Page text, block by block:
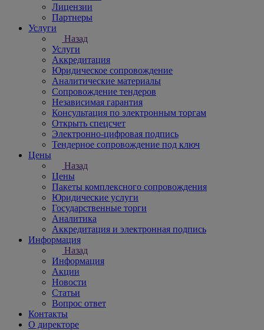
Лицензии
Партнеры
Услуги
Назад
Услуги
Аккредитация
Юридическое сопровождение
Аналитические материалы
Сопровождение тендеров
Независимая гарантия
Консультация по электронным торгам
Открыть спецсчет
Электронно-цифровая подпись
Тендерное сопровождение под ключ
Цены
Назад
Цены
Пакеты комплексного сопровождения
Юридические услуги
Государственные торги
Аналитика
Аккредитация и электронная подпись
Информация
Назад
Информация
Акции
Новости
Статьи
Вопрос ответ
Контакты
О директоре